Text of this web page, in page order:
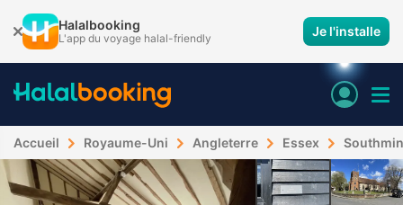
Halalbooking
L'app du voyage halal-friendly Je l'installe
Accueil Royaume-Uni Angleterre Essex